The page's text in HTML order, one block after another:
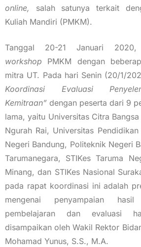
online, salah satunya terkait
Kuliah Mandiri (PMKM).
Tanggal 20-21 Januari 2020,
workshop PMKM dengan
mitra UT. Pada hari Senin (20/1/
Koordinasi Evaluasi
Kemitraan” dengan peserta dari 9
lama, yaitu Universitas Citra
Ngurah Rai, Universitas
Negeri Bandung, Politeknik Negeri
Tarumanegara, STIKes Taruma
Minang, dan STIKes Nasional
pada rapat koordinasi ini adalah
mengenai penyampaian
pembelajaran dan evaluasi
disampaikan oleh Wakil Rektor
Mohamad Yunus, S.S., M.A.